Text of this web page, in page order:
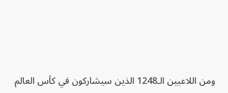
ومن اللاعبين الـ1248 الذين سيشاركون في كأس العالم